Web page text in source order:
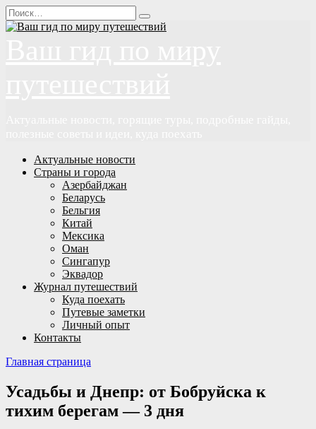
Перейти
к
содержанию
Search
for:
Актуальные новости
Страны и города
Азербайджан
Беларусь
Бельгия
Китай
Мексика
Оман
Сингапур
Эквадор
Журнал путешествий
Куда поехать
Путевые заметки
Личный опыт
Контакты
Главная страница
Усадьбы и Днепр: от Бобруйска к
тихим берегам — 3 дня